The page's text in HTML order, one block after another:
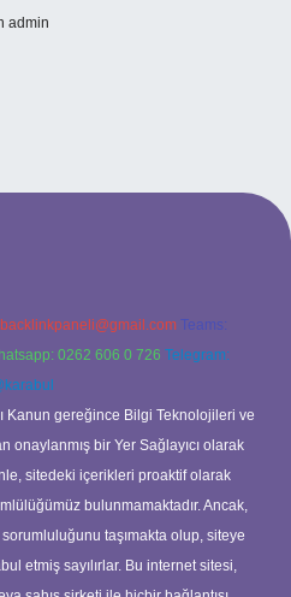
admin
backlinkpaneli@gmail.com Teams:
0262 606 0 726 Telegram:
Kanun gereğince Bilgi Teknolojileri ve
onaylanmış bir Yer Sağlayıcı olarak
sitedeki içerikleri proaktif olarak
bulunmamaktadır. Ancak,
taşımakta olup, siteye
etmiş sayılırlar. Bu internet sitesi,